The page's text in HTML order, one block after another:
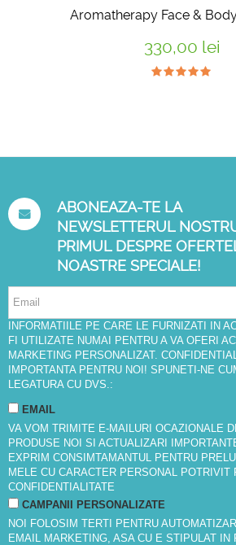
Aromatherapy Face &
330,00 lei
ABONEAZA-TE LA
NEWSLETTERUL
PRIMUL DESPRE
NOASTRE SPECIALE!
INFORMATIILE PE CARE LE FURNIZATI IN
FI UTILIZATE NUMAI PENTRU A VA OFERI
MARKETING PERSONALIZAT.
IMPORTANTA PENTRU NOI! SPUNETI-NE
LEGATURA CU DVS.:
EMAIL
VA VOM TRIMITE E-MAILURI OCAZIONALE
PRODUSE NOI SI ACTUALIZARI
EXPRIM CONSIMTAMANTUL PENTRU
MELE CU CARACTER PERSONAL POTRIVIT
CONFIDENTIALITATE
CAMPANII PERSONALIZATE
NOI FOLOSIM TERTI PENTRU
EMAIL MARKETING, ASA CU E STIPULAT IN